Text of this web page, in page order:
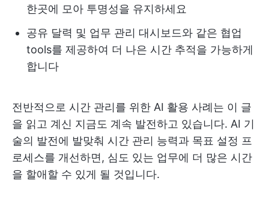
한곳에 모아 투명성을 유지하세요
공유 달력 및 업무 관리 대시보드와 같은 협업
tools를 제공하여 더 나은 시간 추적을 가능하게
합니다
전반적으로 시간 관리를 위한 AI 활용 사례는 이 글
을 읽고 계신 지금도 계속 발전하고 있습니다. AI 기
술의 발전에 발맞춰 시간 관리 능력과 목표 설정 프
로세스를 개선하면, 심도 있는 업무에 더 많은 시간
을 할애할 수 있게 될 것입니다.